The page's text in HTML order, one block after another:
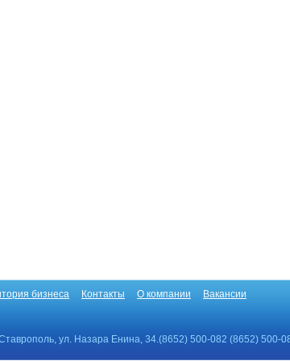
бизнеса Контакты О компании Вакансии
ул. Назара Енина, 34.(8652) 500-082 (8652) 500-